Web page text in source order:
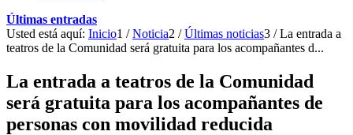
Últimas entradas
Usted está aquí: Inicio1 / Noticia2 / Últimas noticias3 / La entrada a
teatros de la Comunidad será gratuita para los acompañantes d...
La entrada a teatros de la Comunidad
será gratuita para los acompañantes de
personas con movilidad reducida